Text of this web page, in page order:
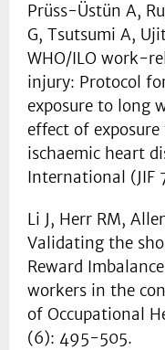
Prüss-Üstün A,
G, Tsutsumi A,
WHO/ILO work-
injury: Protocol
exposure to long
effect of
ischaemic heart
International (JIF
Li J, Herr RM,
Validating the
Reward
workers in the
of Occupational
(6): 495-505.